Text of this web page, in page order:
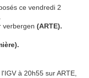
ce vendredi 2
verbergen (ARTE).
à 20h55 sur ARTE,